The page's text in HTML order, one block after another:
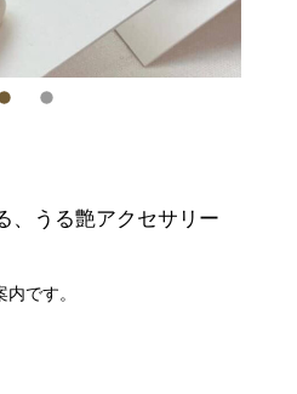
、うる艶アクセサリー
です。